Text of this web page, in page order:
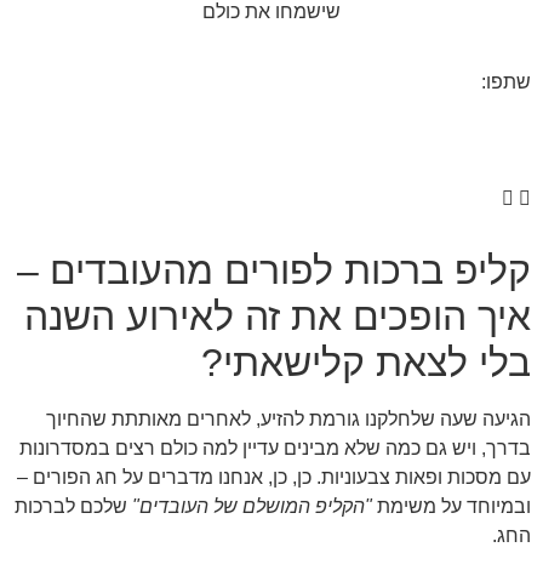
שישמחו את כולם
שתפו:
קליפ ברכות לפורים מהעובדים –
איך הופכים את זה לאירוע השנה
בלי לצאת קלישאתי?
הגיעה שעה שלחלקנו גורמת להזיע, לאחרים מאותתת שהחיוך
בדרך, ויש גם כמה שלא מבינים עדיין למה כולם רצים במסדרונות
עם מסכות ופאות צבעוניות. כן, כן, אנחנו מדברים על חג הפורים –
ובמיוחד על משימת"הקליפ המושלם של העובדים" שלכם לברכות
החג.